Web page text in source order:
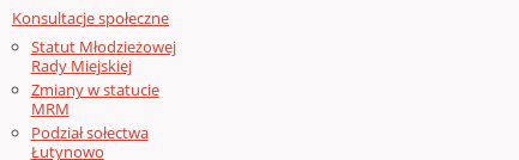
Konsultacje społeczne
Statut Młodzieżowej
Rady Miejskiej
Zmiany w statucie
MRM
Podział sołectwa
Łutynowo